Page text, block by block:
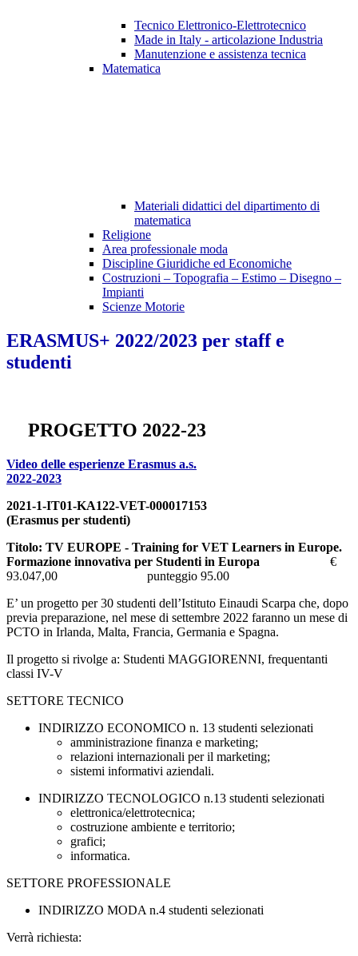
Tecnico Elettronico-Elettrotecnico
Made in Italy - articolazione Industria
Manutenzione e assistenza tecnica
Matematica
Materiali didattici del dipartimento di
matematica
Religione
Area professionale moda
Discipline Giuridiche ed Economiche
Costruzioni – Topografia – Estimo – Disegno –
Impianti
Scienze Motorie
ERASMUS+ 2022/2023 per staff e
studenti
PROGETTO 2022-23
Video delle esperienze Erasmus a.s.
2022-2023
2021-1-IT01-KA122-VET-000017153
(Erasmus per studenti)
Titolo: TV EUROPE - Training for VET Learners in Europe.
Formazione innovativa per Studenti in Europa €
93.047,00 punteggio 95.00
E’ un progetto per 30 studenti dell’Istituto Einaudi Scarpa che, dopo
previa preparazione, nel mese di settembre 2022 faranno un mese di
PCTO in Irlanda, Malta, Francia, Germania e Spagna.
Il progetto si rivolge a: Studenti MAGGIORENNI, frequentanti
classi IV-V
SETTORE TECNICO
INDIRIZZO ECONOMICO n. 13 studenti selezionati
amministrazione finanza e marketing;
relazioni internazionali per il marketing;
sistemi informativi aziendali.
INDIRIZZO TECNOLOGICO n.13 studenti selezionati
elettronica/elettrotecnica;
costruzione ambiente e territorio;
grafici;
informatica.
SETTORE PROFESSIONALE
INDIRIZZO MODA n.4 studenti selezionati
Verrà richiesta: